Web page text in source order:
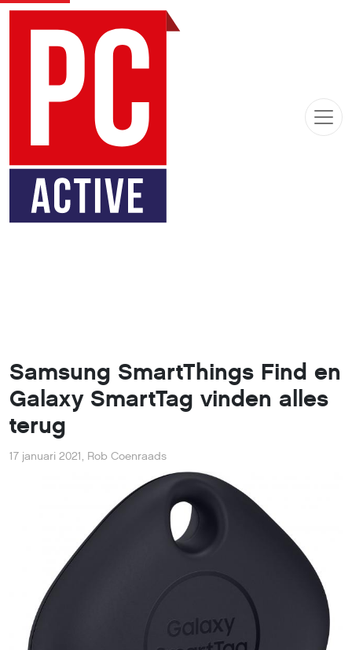
Samsung SmartThings Find en
Galaxy SmartTag vinden alles
terug
17 januari 2021, Rob Coenraads